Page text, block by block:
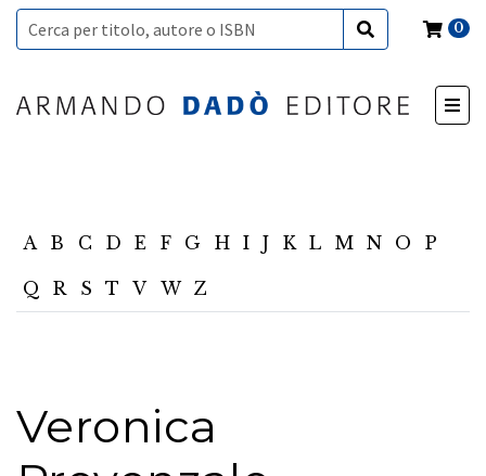
0
A B C D E F G H I J K L M N O P
Q R S T V W Z
Veronica